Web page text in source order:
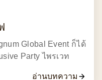
Global Event ก็ได้
Party ไพรเวท
อ่านบทความ